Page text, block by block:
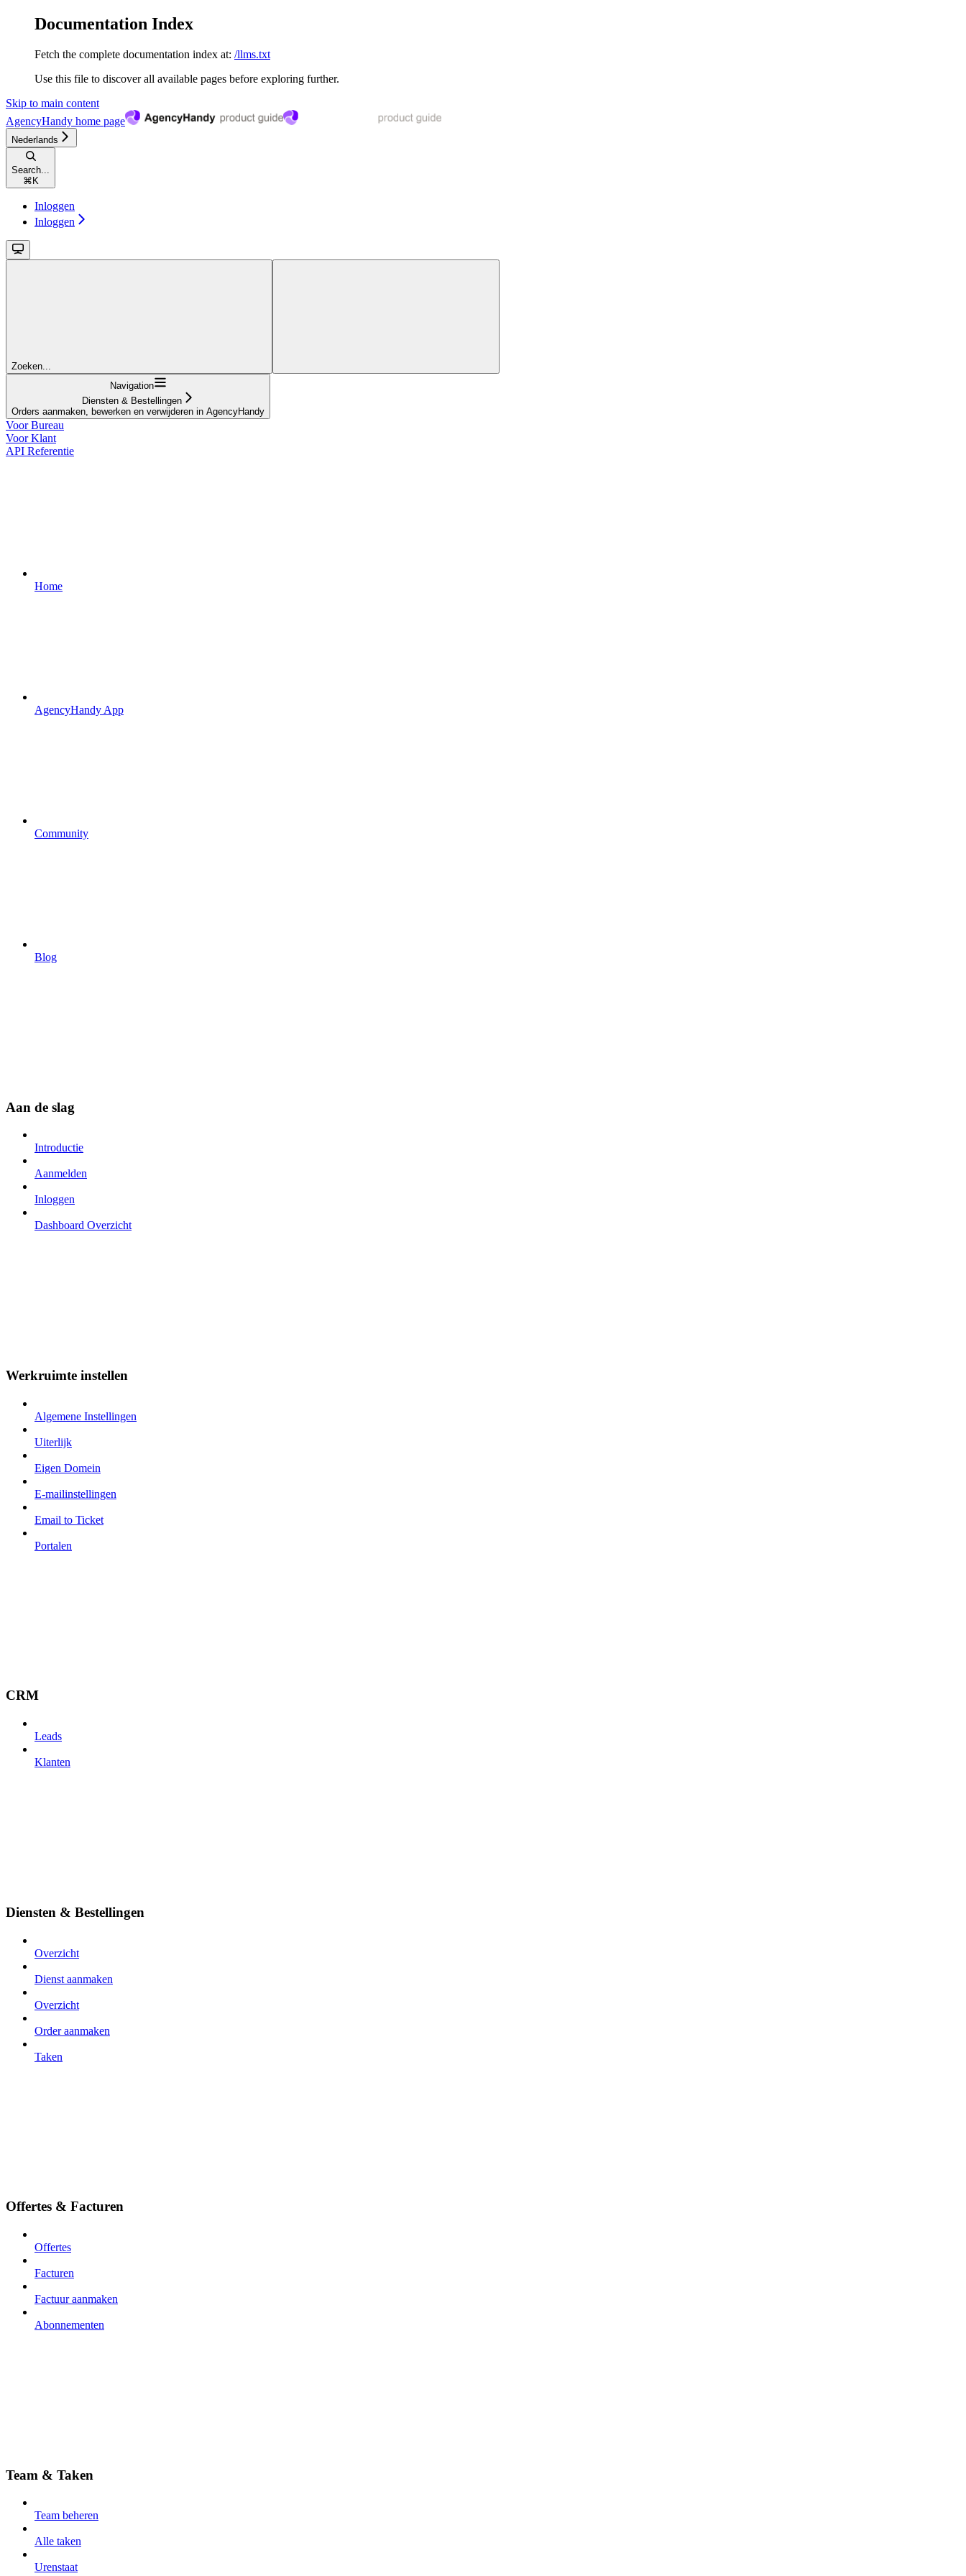
Documentation Index
Fetch the complete documentation index at: /llms.txt
Use this file to discover all available pages before exploring further.
Skip to main content
AgencyHandy home page
Nederlands
Search...
⌘ K
Inloggen
Inloggen
Zoeken...
Navigation
Diensten & Bestellingen
Orders aanmaken, bewerken en verwijderen in AgencyHandy
Voor Bureau
Voor Klant
API Referentie
Home
AgencyHandy App
Community
Blog
Aan de slag
Introductie
Aanmelden
Inloggen
Dashboard Overzicht
Werkruimte instellen
Algemene Instellingen
Uiterlijk
Eigen Domein
E-mailinstellingen
Email to Ticket
Portalen
CRM
Leads
Klanten
Diensten & Bestellingen
Overzicht
Dienst aanmaken
Overzicht
Order aanmaken
Taken
Offertes & Facturen
Offertes
Facturen
Factuur aanmaken
Abonnementen
Team & Taken
Team beheren
Alle taken
Urenstaat